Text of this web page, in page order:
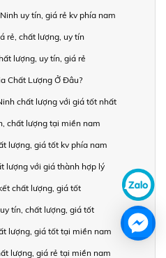
uy tín, giá rẻ kv phía nam
rẻ, chất lượng, uy tín
lượng, uy tín, giá rẻ
Chất Lượng Ở Đâu?
chất lượng với giá tốt nhất
chất lượng tại miền nam
lượng, giá tốt kv phía nam
lượng với giá thành hợp lý
chất lượng, giá tốt
tín, chất lượng, giá tốt
lượng, giá tốt tại miền nam
lượng, giá rẻ tại miền nam